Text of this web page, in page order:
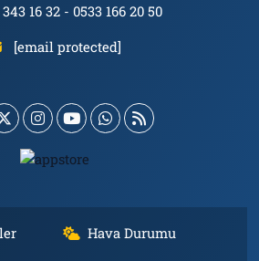
343 16 32 - 0533 166 20 50
[email protected]
Hava Durumu